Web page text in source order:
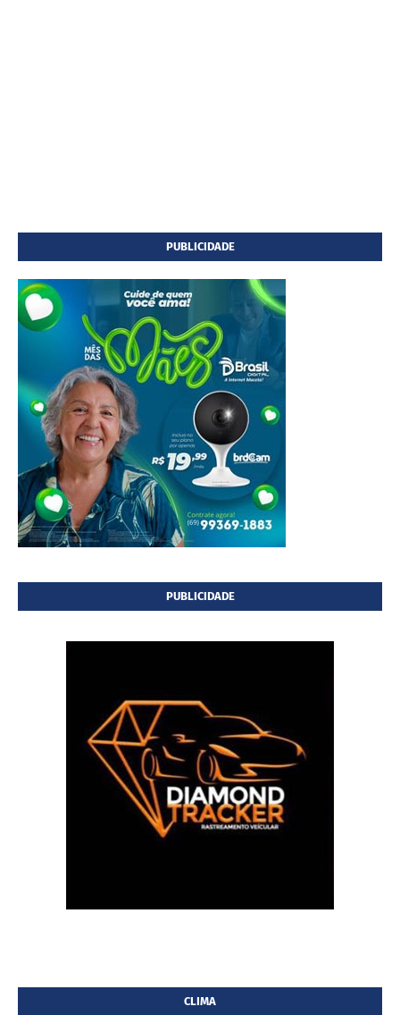
PUBLICIDADE
PUBLICIDADE
CLIMA